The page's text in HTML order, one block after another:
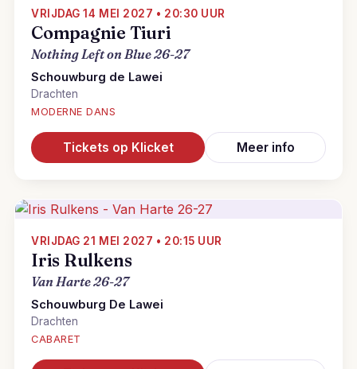
VRIJDAG 14 MEI 2027 • 20:30 UUR
Compagnie Tiuri
Nothing Left on Blue 26-27
Schouwburg de Lawei
Drachten
MODERNE DANS
Tickets op Klicket Meer info
VRIJDAG 21 MEI 2027 • 20:15 UUR
Iris Rulkens
Van Harte 26-27
Schouwburg De Lawei
Drachten
CABARET